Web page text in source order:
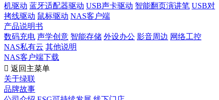
机驱动 蓝牙适配器驱动 USB声卡驱动 智能翻页演讲笔 USB对
拷线驱动 鼠标驱动 NAS客户端
产品说明书
数码充电 声学创意 智能存储 外设办公 影音周边 网络工控
NAS私有云 其他说明
NAS客户端下载
 返回主菜单
关于绿联
品牌故事